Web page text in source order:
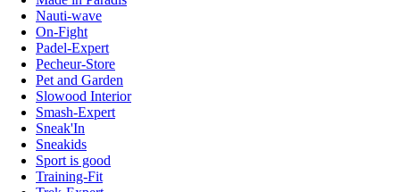
Nauti-wave
On-Fight
Padel-Expert
Pecheur-Store
Pet and Garden
Slowood Interior
Smash-Expert
Sneak'In
Sneakids
Sport is good
Training-Fit